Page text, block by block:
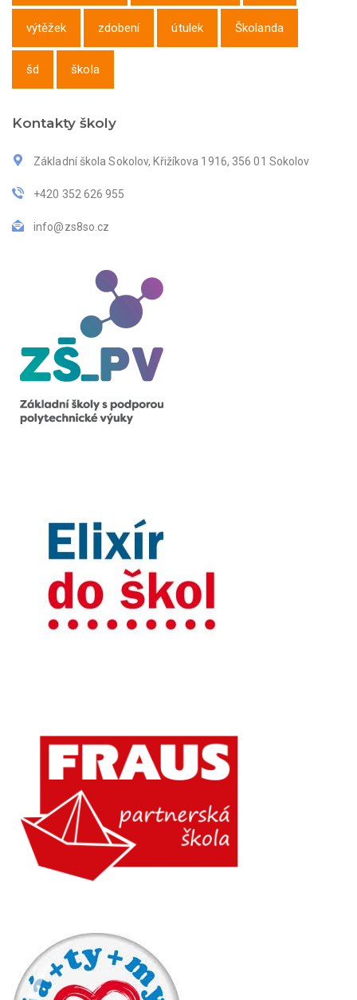
výtěžek zdobení útulek Školanda
šd škola
Kontakty školy
Základní škola Sokolov, Křižíkova 1916, 356 01 Sokolov
+420 352 626 955
info@zs8so.cz